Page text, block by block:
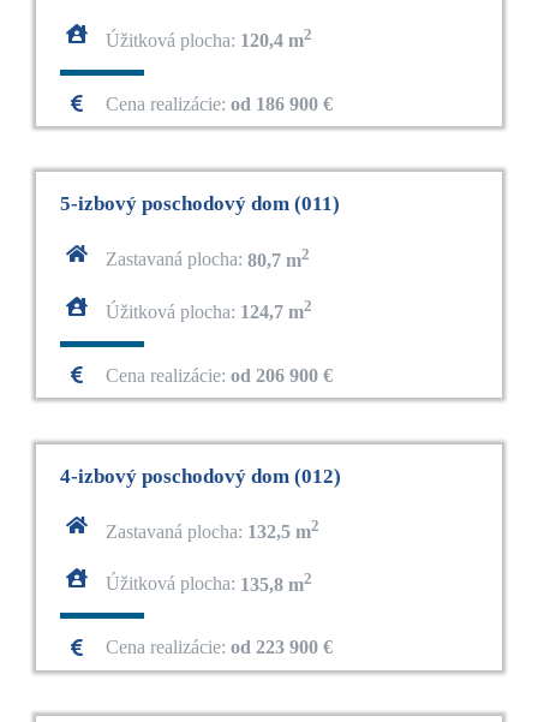
Úžitková plocha: 120,4 m2
Cena realizácie:od 186 900 €
5-izbový poschodový dom (011)
Zastavaná plocha:80,7 m2
Úžitková plocha: 124,7 m2
Cena realizácie:od 206 900 €
4-izbový poschodový dom (012)
Zastavaná plocha: 132,5 m2
Úžitková plocha: 135,8 m2
Cena realizácie:od 223 900 €